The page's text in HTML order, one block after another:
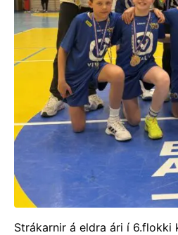
Strákarnir á eldra ári í 6.flokki